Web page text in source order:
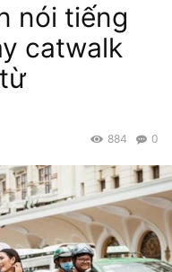
nói tiếng
catwalk
0
884